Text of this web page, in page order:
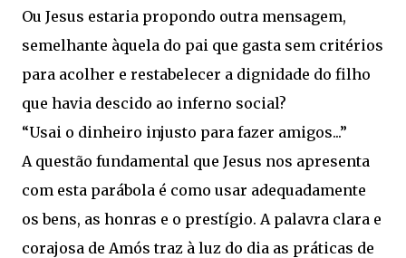
Ou Jesus estaria propondo outra mensagem,
semelhante àquela do pai que gasta sem critérios
para acolher e restabelecer a dignidade do filho
que havia descido ao inferno social?
“Usai o dinheiro injusto para fazer amigos...”
A questão fundamental que Jesus nos apresenta
com esta parábola é como usar adequadamente
os bens, as honras e o prestígio. A palavra clara e
corajosa de Amós traz à luz do dia as práticas de